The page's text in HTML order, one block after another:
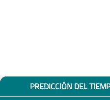
PREDICCIÓN DEL